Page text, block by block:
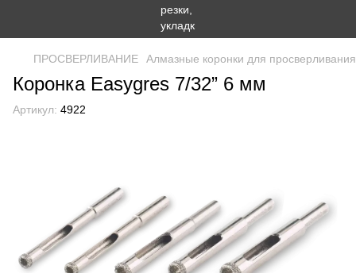
ПРОСВЕРЛИВАНИЕ Алмазные коронки для
Коронка Easygres 7/32” 6 мм
Артикул: 4922